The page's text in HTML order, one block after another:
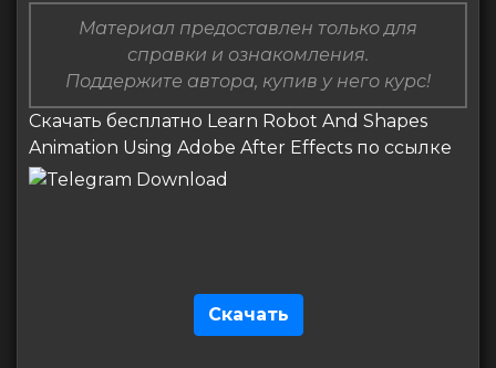
Материал предоставлен только для
справки и ознакомления.
Поддержите автора, купив у него курс!
Скачать бесплатно Learn Robot And Shapes
Animation Using Adobe After Effects по ссылке
Скачать